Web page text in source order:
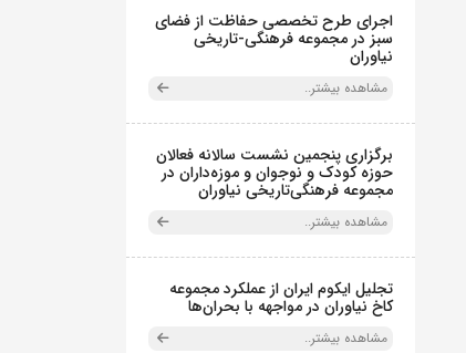
اجرای طرح تخصصی حفاظت از فضای
سبز در مجموعه فرهنگی-تاریخی
نیاوران
مشاهده بیشتر..
برگزاری پنجمین نشست سالانه فعالان
حوزه کودک و نوجوان و موزه‌داران در
مجموعه فرهنگی‌تاریخی نیاوران
مشاهده بیشتر..
تجلیل ایکوم ایران از عملکرد مجموعه
کاخ نیاوران در مواجهه با بحران‌ها
مشاهده بیشتر..